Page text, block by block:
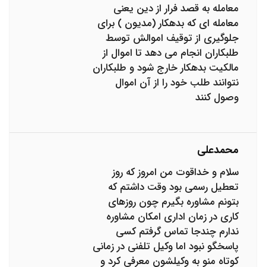
معامله به قصد فرار از دین یعنی
معامله ای که بدهکار (مدیون ) برای
جلوگیری از توقیف اموالش توسط
طلبکاران انجام می دهد تا اموال از
مالکیت بدهکار خارج شود و طلبکاران
نتوانند طلب خود را از آن اموال
وصول کنند
محمدعلی
سلام و خداقوت من امروز که روز
تعطیل رسمی بود وقت داشتم که
بتونم مشاوره بگیرم چون روزهای
کاری در زمان اداری امکان مشاوره
ندارم چندجا تماس گرفتم کسی
پاسخگو نبود اما وکیل تلفنی در زمانی
کوتاه منو به وکیلشون معرفی کرد و